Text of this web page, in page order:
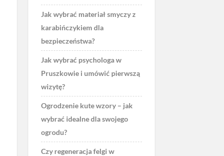
Jak wybrać materiał smyczy z
karabińczykiem dla
bezpieczeństwa?
Jak wybrać psychologa w
Pruszkowie i umówić pierwszą
wizytę?
Ogrodzenie kute wzory – jak
wybrać idealne dla swojego
ogrodu?
Czy regeneracja felgi w